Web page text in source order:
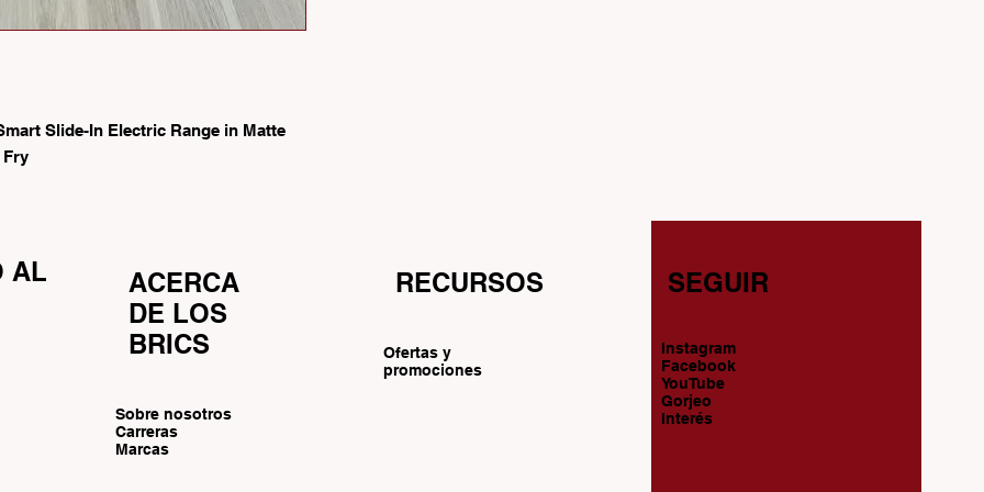
Slide-In Electric Range in Matte
Fry
AL
ACERCA
DE LOS
BRICS
Sobre nosotros
Carreras
Marcas
RECURSOS
Ofertas y
promociones
SEGUIR
Instagram
Facebook
YouTube
Gorjeo
Interés